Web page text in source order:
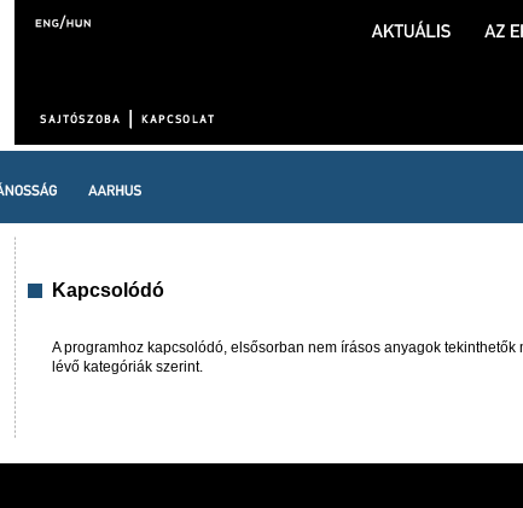
Kapcsolódó
A programhoz kapcsolódó, elsősorban nem írásos anyagok tekinthetők
lévő kategóriák szerint.